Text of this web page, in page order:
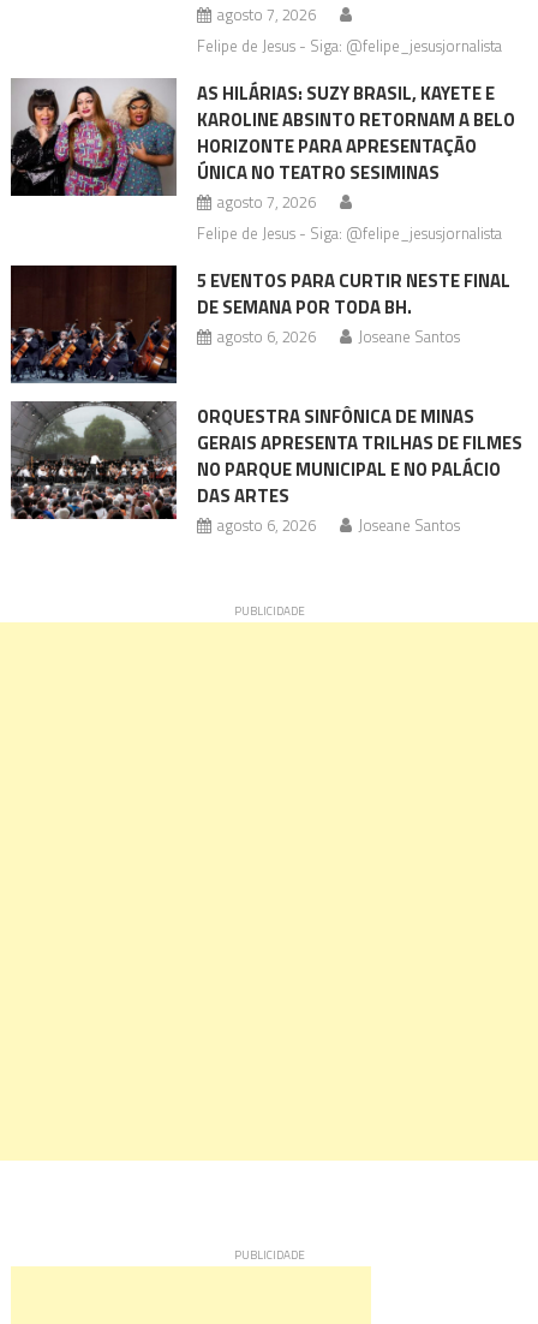
agosto 7, 2026
Felipe de Jesus - Siga: @felipe_jesusjornalista
AS HILÁRIAS: SUZY BRASIL, KAYETE E
KAROLINE ABSINTO RETORNAM A BELO
HORIZONTE PARA APRESENTAÇÃO
ÚNICA NO TEATRO SESIMINAS
agosto 7, 2026
Felipe de Jesus - Siga: @felipe_jesusjornalista
5 EVENTOS PARA CURTIR NESTE FINAL
DE SEMANA POR TODA BH.
agosto 6, 2026 Joseane Santos
ORQUESTRA SINFÔNICA DE MINAS
GERAIS APRESENTA TRILHAS DE FILMES
NO PARQUE MUNICIPAL E NO PALÁCIO
DAS ARTES
agosto 6, 2026 Joseane Santos